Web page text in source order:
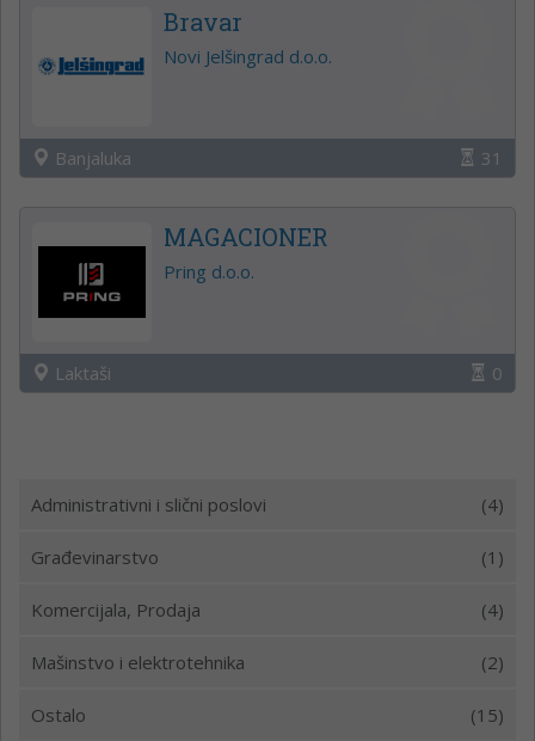
Bravar
Novi Jelšingrad d.o.o.
Banjaluka 31
MAGACIONER
Pring d.o.o.
Laktaši 0
Administrativni i slični poslovi (4)
Građevinarstvo (1)
Komercijala, Prodaja (4)
Mašinstvo i elektrotehnika (2)
Ostalo (15)